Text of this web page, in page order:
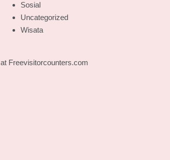
Sosial
Uncategorized
Wisata
at Freevisitorcounters.com